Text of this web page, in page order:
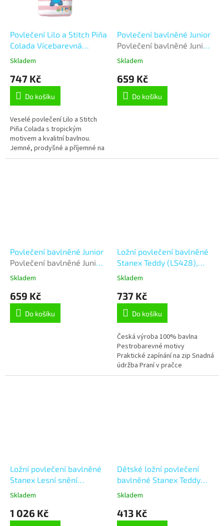
Povlečení Lilo a Stitch Piňa
Colada Vícebarevná
140x200, 70x90 cm
Skladem
747 Kč
Do košíku
Veselé povlečení Lilo a Stitch
Piña Colada s tropickým
motivem a kvalitní bavlnou.
Jemné, prodyšné a příjemné na
dotek, ideální pro děti, které
Povlečení bavlněné Junior
Povlečení bavlněné Junior
- 140x200, 70x90 cm -
Skladem
659 Kč
Do košíku
Povlečení bavlněné Junior
Povlečení bavlněné Junior
- 140x200, 70x90 cm -
Skladem
659 Kč
Do košíku
Ložní povlečení bavlněné
Stanex Teddy (LS428),
hnědá;smetanová 140 x
Skladem
737 Kč
Do košíku
Česká výroba 100% bavlna
Pestrobarevné motivy
Praktické zapínání na zip Snadná
údržba Praní v pračce
Stálobarevnost Tvarová stálost
Ložní povlečení bavlněné
Stanex Lesní snění
(LS430), modrá 140 x 200
Skladem
1 026 Kč
Dětské ložní povlečení
bavlněné Stanex Teddy
(LS428), smetanová 135 x
Skladem
413 Kč